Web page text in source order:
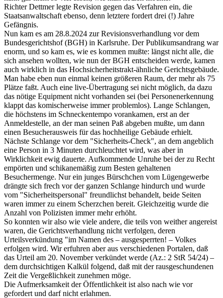
Richter Dettmer legte Revision gegen das Verfahren ein, die
Staatsanwaltschaft ebenso, denn letztere fordert drei (!) Jahre
Gefängnis.
Nun kam es am 28.8.2024 zur Revisionsverhandlung vor dem
Bundesgerichtshof (BGH) in Karlsruhe. Der Publikumsandrang war
enorm, und so kam es, wie es kommen mußte: längst nicht alle, die
sich ansehen wollten, wie nun der BGH entscheiden werde, kamen
auch wirklich in das Hochsicherheitstrakt-ähnliche Gerichtsgebäude.
Man habe eben nun einmal keinen größeren Raum, der mehr als 75
Plätze faßt. Auch eine live-Übertragung sei nicht möglich, da dazu
das nötige Equipment nicht vorhanden sei (bei Personenerkennung
klappt das komischerweise immer problemlos). Lange Schlangen,
die höchstens im Schneckentempo vorankamen, erst an der
Anmeldestelle, an der man seinen Paß abgeben mußte, um dann
einen Besucherausweis für das hochheilige Gebäude erhielt.
Nächste Schlange vor dem "Sicherheits-Check", an dem angeblich
eine Person in 3 Minuten durchleuchtet wird, was aber in
Wirklichkeit ewig dauerte. Aufkommende Unruhe bei der zu Recht
empörten und schikanemäßig zum Besten gehaltenen
Besuchermenge. Nur ein junges Bürschchen vom Lügengewerbe
drängte sich frech vor der ganzen Schlange hindurch und wurde
vom "Sicherheitspersonal" freundlichst behandelt, beide Seiten
waren immer zu einem Scherzchen bereit. Gleichzeitig wurde die
Anzahl von Polizisten immer mehr erhöht.
So konnten wir also wie viele andere, die teils von weither angereist
waren, die Gerichtsverhandlung nicht verfolgen, deren
Urteilsverkündung "im Namen des – ausgesperrten! – Volkes
erfolgen wird. Wir erfuhren aber aus verschiedenen Portalen, daß
das Urteil am 20. November verkündet werde (Az.: 2 StR 54/24) –
dem durchsichtigen Kalkül folgend, daß mit der rausgeschundenen
Zeit die Vergeßlichkeit zunehmen möge.
Die Aufmerksamkeit der Öffentlichkeit ist also nach wie vor
gefordert und darf nicht erlahmen.